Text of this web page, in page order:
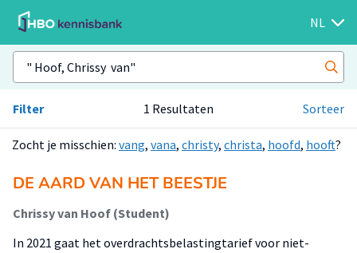
NL
Filter 1 Resultaten Sorteer
Zocht je misschien: vang, vana, christy, christa, hoofd, hooft?
DE AARD VAN HET BEESTJE
Chrissy van Hoof (Student)
In 2021 gaat het overdrachtsbelastingtarief voor niet-